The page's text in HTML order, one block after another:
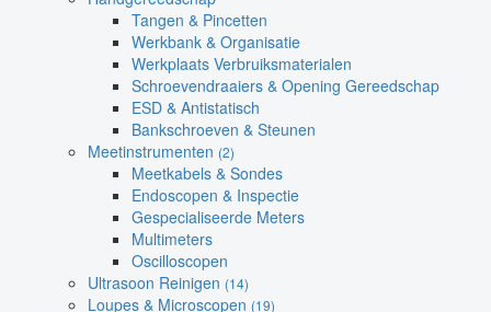
Tangen & Pincetten
Werkbank & Organisatie
Werkplaats Verbruiksmaterialen
Schroevendraaiers & Opening Gereedschap
ESD & Antistatisch
Bankschroeven & Steunen
Meetinstrumenten (2)
Meetkabels & Sondes
Endoscopen & Inspectie
Gespecialiseerde Meters
Multimeters
Oscilloscopen
Ultrasoon Reinigen (14)
Loupes & Microscopen (19)